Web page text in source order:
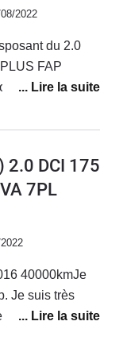
!
2022
du 2.0
FAP
vaisseau
la naissance de
jour et super
vraiment
la géométrie,
qu'à
presque plus
2.0 DCI 175
7PL
40000kmJe
Je suis très
la carrosserie du